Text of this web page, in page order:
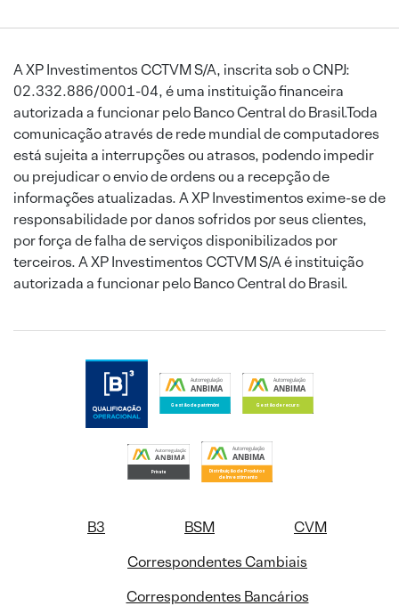
A XP Investimentos CCTVM S/A, inscrita sob o CNPJ:
02.332.886/0001-04, é uma instituição financeira
autorizada a funcionar pelo Banco Central do Brasil.Toda
comunicação através de rede mundial de computadores
está sujeita a interrupções ou atrasos, podendo impedir
ou prejudicar o envio de ordens ou a recepção de
informações atualizadas. A XP Investimentos exime-se de
responsabilidade por danos sofridos por seus clientes,
por força de falha de serviços disponibilizados por
terceiros. A XP Investimentos CCTVM S/A é instituição
autorizada a funcionar pelo Banco Central do Brasil.
B3 BSM
CVM
Correspondentes Cambiais
Correspondentes Bancários